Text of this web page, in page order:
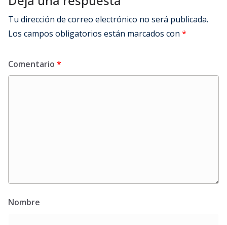
Tu dirección de correo electrónico no será publicada.
Los campos obligatorios están marcados con *
Comentario *
Nombre